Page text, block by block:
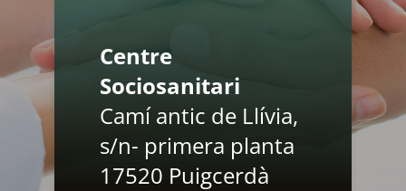
Centre
Sociosanitari
Camí antic de Llívia,
s/n- primera planta
17520 Puigcerdà